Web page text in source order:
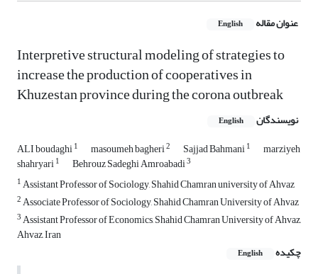
عنوان مقاله English
Interpretive structural modeling of strategies to
increase the production of cooperatives in
Khuzestan province during the corona outbreak
نویسندگان English
ALI boudaghi1 masoumeh bagheri2 Sajjad Bahmani1 marziyeh
shahryari1 Behrouz Sadeghi Amroabadi3
1Assistant Professor of Sociology, Shahid Chamran university of Ahvaz
2Associate Professor of Sociology, Shahid Chamran University of Ahvaz
3Assistant Professor of Economics, Shahid Chamran University of Ahvaz,
Ahvaz, Iran
چکیده
English